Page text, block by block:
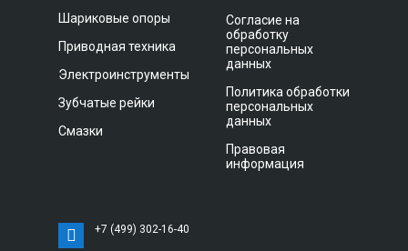
Шариковые опоры
Приводная техника
Электроинструменты
Зубчатые рейки
Смазки
Согласие на
обработку
персональных
данных
Политика обработки
персональных
данных
Правовая
информация
+7 (499) 302-16-40